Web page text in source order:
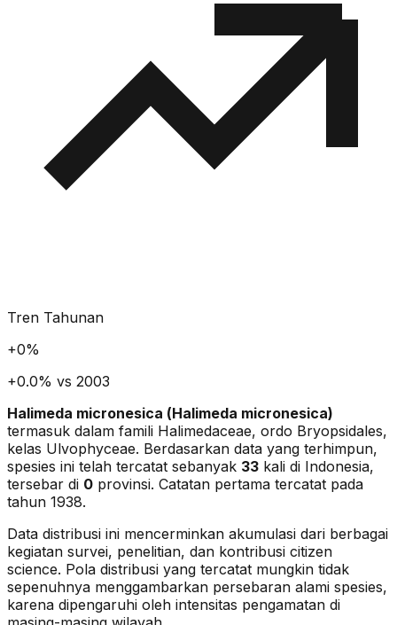
Tren Tahunan
+0%
+0.0% vs 2003
Halimeda micronesica (Halimeda micronesica)
termasuk dalam famili Halimedaceae, ordo Bryopsidales,
kelas Ulvophyceae. Berdasarkan data yang terhimpun,
spesies ini telah tercatat sebanyak 33 kali di Indonesia,
tersebar di 0 provinsi. Catatan pertama tercatat pada
tahun 1938.
Data distribusi ini mencerminkan akumulasi dari berbagai
kegiatan survei, penelitian, dan kontribusi citizen
science. Pola distribusi yang tercatat mungkin tidak
sepenuhnya menggambarkan persebaran alami spesies,
karena dipengaruhi oleh intensitas pengamatan di